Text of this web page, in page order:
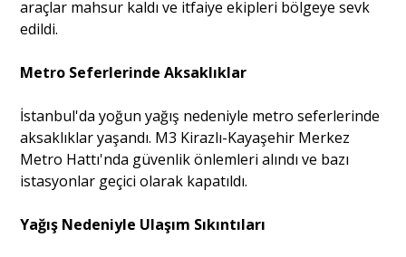
araçlar mahsur kaldı ve itfaiye ekipleri bölgeye sevk
edildi.
Metro Seferlerinde Aksaklıklar
İstanbul'da yoğun yağış nedeniyle metro seferlerinde
aksaklıklar yaşandı. M3 Kirazlı-Kayaşehir Merkez
Metro Hattı'nda güvenlik önlemleri alındı ve bazı
istasyonlar geçici olarak kapatıldı.
Yağış Nedeniyle Ulaşım Sıkıntıları